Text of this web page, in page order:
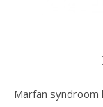
Marfan syndroom